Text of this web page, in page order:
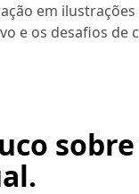
em
e os desafios